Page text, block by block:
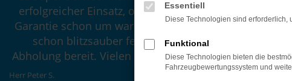
erfolgreicher Einsatz, obwohl die
Garantie schon um war und heute
schon blitzsauber fertig zur
Abholung bereit. Vielen Dank! ....
Herr Peter S.
Essentiell
Diese Technologien sind
Funktional
Diese Technologien bieten die
Fahrzeugbewertungssystem und